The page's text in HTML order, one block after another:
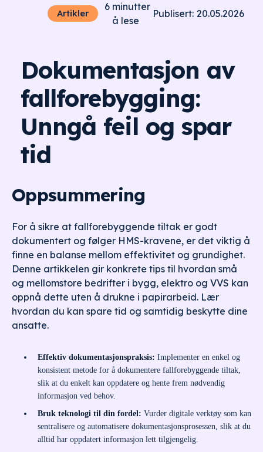
Artikler
6 minutter
å lese
Publisert: 20.05.2026
Dokumentasjon av
fallforebygging:
Unngå feil og spar
tid
Oppsummering
For å sikre at fallforebyggende tiltak er godt
dokumentert og følger HMS-kravene, er det viktig å
finne en balanse mellom effektivitet og grundighet.
Denne artikkelen gir konkrete tips til hvordan små
og mellomstore bedrifter i bygg, elektro og VVS kan
oppnå dette uten å drukne i papirarbeid. Lær
hvordan du kan spare tid og samtidig beskytte dine
ansatte.
Effektiv dokumentasjonspraksis: Implementer en enkel og
konsistent metode for å dokumentere fallforebyggende tiltak,
slik at du enkelt kan oppdatere og hente frem nødvendig
informasjon ved behov.
Bruk teknologi til din fordel: Vurder digitale verktøy som kan
sentralisere og automatisere dokumentasjonsprosessen, slik at du
alltid har oppdatert informasjon lett tilgjengelig.